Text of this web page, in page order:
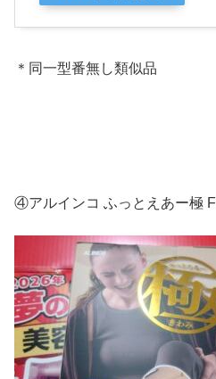
＊同一型番無し類似品
④アルインコ ふっとえあー極